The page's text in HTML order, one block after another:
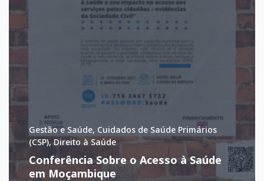
Gestão e Saúde, Cuidados de Saúde Primários
(CSP), Direito à Saúde
Conferência Sobre o Acesso à Saúde
em Moçambique